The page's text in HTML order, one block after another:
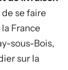
se faire
France
sous-Bois,
sur la